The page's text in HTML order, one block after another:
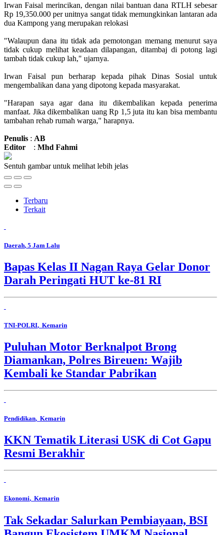
Irwan Faisal merincikan, dengan nilai bantuan dana RTLH sebesar
Rp 19,350.000 per unitnya sangat tidak memungkinkan lantaran ada
dua Kampong yang merupakan relokasi
"Walaupun dana itu tidak ada pemotongan memang menurut saya
tidak cukup melihat keadaan dilapangan, ditambaj di potong lagi
tambah tidak cukup lah," ujarnya.
Irwan Faisal pun berharap kepada pihak Dinas Sosial untuk
mengembalikan dana yang dipotong kepada masyarakat.
"Harapan saya agar dana itu dikembalikan kepada penerima
manfaat. Jika dikembalikan uang Rp 1,5 juta itu kan bisa membantu
tambahan rehab rumah warga," harapnya.
Penulis : AB
Editor : Mhd Fahmi
Sentuh gambar untuk melihat lebih jelas
Terbaru
Terkait
Daerah, 5 Jam Lalu
Bapas Kelas II Nagan Raya Gelar Donor
Darah Peringati HUT ke-81 RI
TNI-POLRI, Kemarin
Puluhan Motor Berknalpot Brong
Diamankan, Polres Bireuen: Wajib
Kembali ke Standar Pabrikan
Pendidikan, Kemarin
KKN Tematik Literasi USK di Cot Gapu
Resmi Berakhir
Ekonomi, Kemarin
Tak Sekadar Salurkan Pembiayaan, BSI